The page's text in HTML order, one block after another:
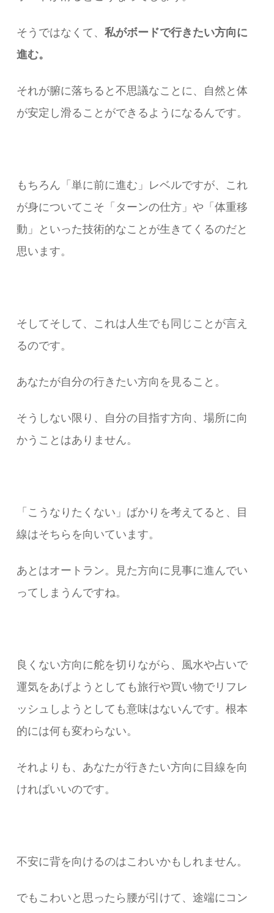
そうではなくて、私がボードで行きたい方向に
進む。
それが腑に落ちると不思議なことに、自然と体
が安定し滑ることができるようになるんです。
もちろん「単に前に進む」レベルですが、これ
が身についてこそ「ターンの仕方」や「体重移
動」といった技術的なことが生きてくるのだと
思います。
そしてそして、これは人生でも同じことが言え
るのです。
あなたが自分の行きたい方向を見ること。
そうしない限り、自分の目指す方向、場所に向
かうことはありません。
「こうなりたくない」ばかりを考えてると、目
線はそちらを向いています。
あとはオートラン。見た方向に見事に進んでい
ってしまうんですね。
良くない方向に舵を切りながら、風水や占いで
運気をあげようとしても旅行や買い物でリフレ
ッシュしようとしても意味はないんです。根本
的には何も変わらない。
それよりも、あなたが行きたい方向に目線を向
ければいいのです。
不安に背を向けるのはこわいかもしれません。
でもこわいと思ったら腰が引けて、途端にコン